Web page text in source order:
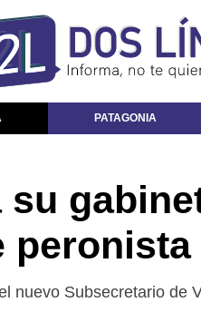
PATAGONIA
peronista
nuevo Subsecretario de